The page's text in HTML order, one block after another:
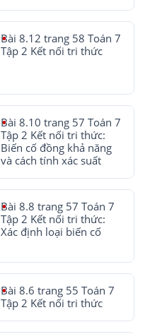
Bài 8.12 trang 58 Toán 7
Tập 2 Kết nối tri thức
Bài 8.10 trang 57 Toán 7
Tập 2 Kết nối tri thức:
Biến cố đồng khả năng
và cách tính xác suất
Bài 8.8 trang 57 Toán 7
Tập 2 Kết nối tri thức:
Xác định loại biến cố
Bài 8.6 trang 55 Toán 7
Tập 2 Kết nối tri thức